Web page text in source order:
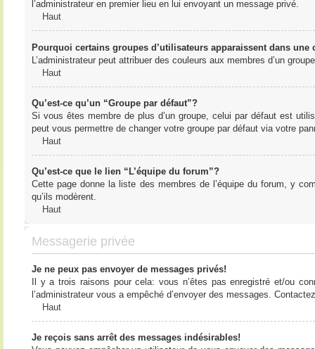
l’administrateur en premier lieu en lui envoyant un message privé.
Haut
Pourquoi certains groupes d’utilisateurs apparaissent dans une
L’administrateur peut attribuer des couleurs aux membres d’un
Haut
Qu’est-ce qu’un “Groupe par défaut”?
Si vous êtes membre de plus d’un groupe, celui par défaut est
peut vous permettre de changer votre groupe par défaut via votre
Haut
Qu’est-ce que le lien “L’équipe du forum”?
Cette page donne la liste des membres de l’équipe du forum, y
qu’ils modèrent.
Haut
Messagerie privée
Je ne peux pas envoyer de messages privés!
Il y a trois raisons pour cela: vous n’êtes pas enregistré et/ou
l’administrateur vous a empêché d’envoyer des messages.
Haut
Je reçois sans arrêt des messages indésirables!